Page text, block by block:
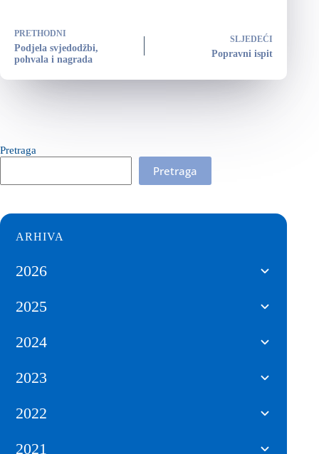
PRETHODNI
Podjela svjedodžbi,
pohvala i nagrada
SLJEDEĆI
Popravni ispit
Pretraga
Pretraga
ARHIVA
2026
2025
2024
2023
2022
2021